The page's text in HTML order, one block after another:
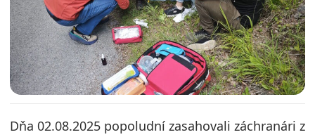
Dňa 02.08.2025 popoludní zasahovali záchranári z